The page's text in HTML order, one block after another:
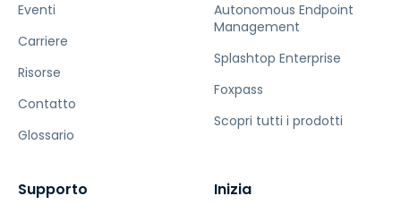
Eventi
Carriere
Risorse
Contatto
Glossario
Autonomous Endpoint
Management
Splashtop Enterprise
Foxpass
Scopri tutti i prodotti
Supporto Inizia